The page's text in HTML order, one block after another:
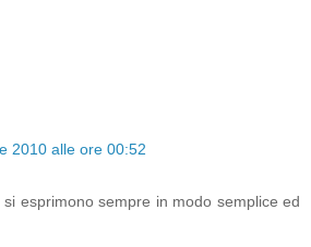
2010 alle ore 00:52
esprimono sempre in modo semplice ed